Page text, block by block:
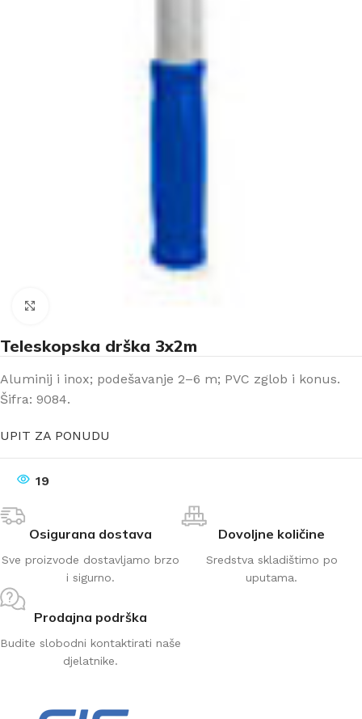
Teleskopska drška 3x2m
Aluminij i inox; podešavanje 2–6 m; PVC zglob i konus.
Šifra: 9084.
UPIT ZA PONUDU
19
Osigurana dostava
Sve proizvode dostavljamo brzo
i sigurno.
Dovoljne količine
Sredstva skladištimo po
uputama.
Prodajna podrška
Budite slobodni kontaktirati naše
djelatnike.